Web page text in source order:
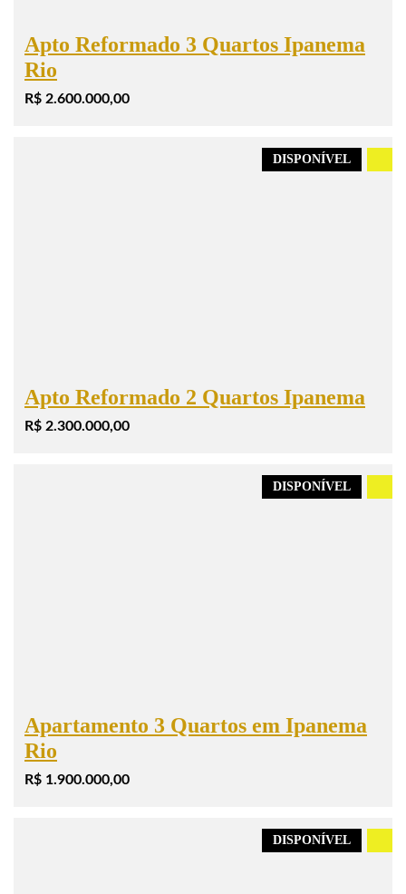
Apto Reformado 3 Quartos Ipanema
Rio
R$ 2.600.000,00
DISPONÍVEL
Apto Reformado 2 Quartos Ipanema
R$ 2.300.000,00
DISPONÍVEL
Apartamento 3 Quartos em Ipanema
Rio
R$ 1.900.000,00
DISPONÍVEL